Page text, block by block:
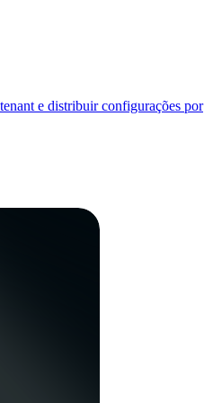
e distribuir configurações por